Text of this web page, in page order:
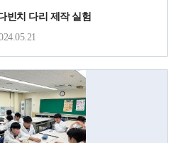
빈치 다리 제작 실험